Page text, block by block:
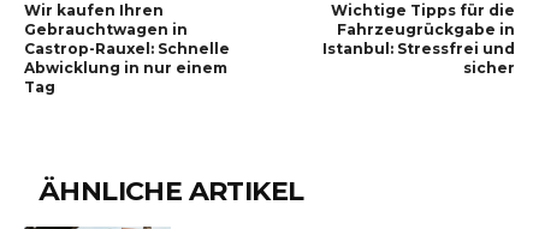
Wir kaufen Ihren
Gebrauchtwagen in
Castrop-Rauxel: Schnelle
Abwicklung in nur einem
Tag
Wichtige Tipps für die
Fahrzeugrückgabe in
Istanbul: Stressfrei und
sicher
ÄHNLICHE ARTIKEL